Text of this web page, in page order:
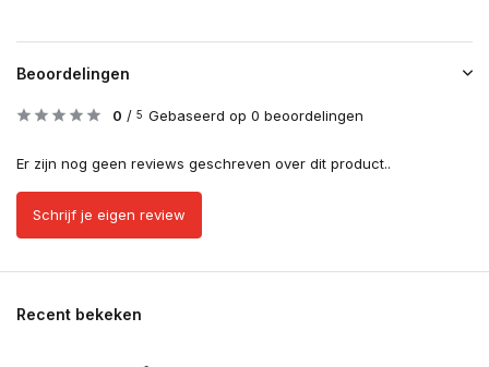
Beoordelingen
0 / 5 Gebaseerd op 0 beoordelingen
Er zijn nog geen reviews geschreven over dit product..
Schrijf je eigen review
Recent bekeken